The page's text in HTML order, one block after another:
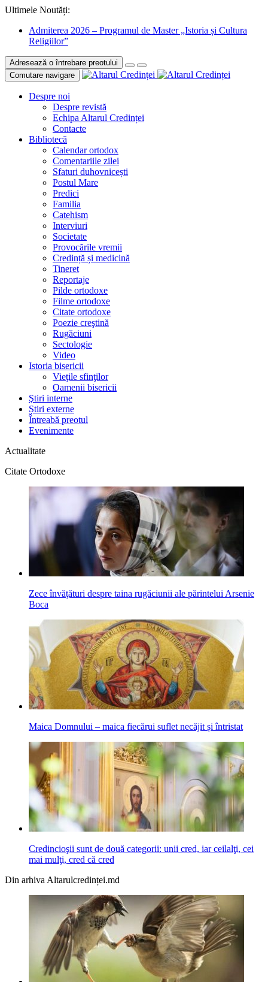
Ultimele Noutăți:
Admiterea 2026 – Programul de Master „Istoria și Cultura
Religiilor”
Adresează o întrebare preotului
Comutare navigare
Despre noi
Despre revistă
Echipa Altarul Credinței
Contacte
Bibliotecă
Calendar ortodox
Comentariile zilei
Sfaturi duhovnicești
Postul Mare
Predici
Familia
Catehism
Interviuri
Societate
Provocările vremii
Credință și medicină
Tineret
Reportaje
Pilde ortodoxe
Filme ortodoxe
Citate ortodoxe
Poezie creştină
Rugăciuni
Sectologie
Video
Istoria bisericii
Vieţile sfinţilor
Oamenii bisericii
Ştiri interne
Știri externe
Întreabă preotul
Evenimente
Actualitate
Citate Ortodoxe
Zece învăţături despre taina rugăciunii ale părintelui Arsenie
Boca
Maica Domnului – maica fiecărui suflet necăjit și întristat
Credincioşii sunt de două categorii: unii cred, iar ceilalţi, cei
mai mulţi, cred că cred
Din arhiva Altarulcredinței.md